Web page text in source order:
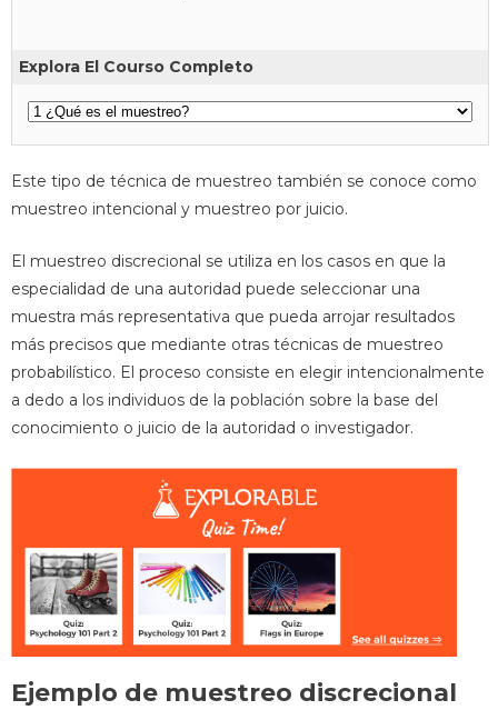
Explora El Courso Completo
Este tipo de técnica de muestreo también se conoce como
muestreo intencional y muestreo por juicio.
El muestreo discrecional se utiliza en los casos en que la
especialidad de una autoridad puede seleccionar una
muestra más representativa que pueda arrojar resultados
más precisos que mediante otras técnicas de muestreo
probabilístico. El proceso consiste en elegir intencionalmente
a dedo a los individuos de la población sobre la base del
conocimiento o juicio de la autoridad o investigador.
Ejemplo de muestreo discrecional